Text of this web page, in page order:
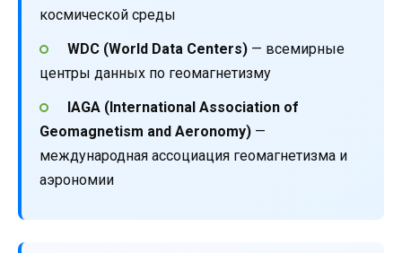
космической среды
WDC (World Data Centers)— всемирные
центры данных по геомагнетизму
IAGA (International Association of
Geomagnetism and Aeronomy) —
международная ассоциация геомагнетизма и
аэрономии